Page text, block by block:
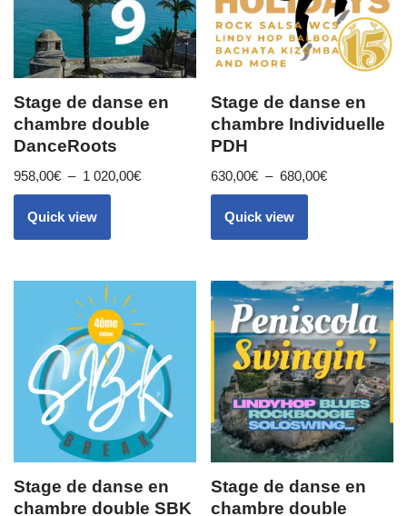
Stage de danse en
chambre double
DanceRoots
958,00€ – 1 020,00€
Quick view
Stage de danse en
chambre Individuelle
PDH
630,00€ – 680,00€
Quick view
Stage de danse en
chambre double SBK
Stage de danse en
chambre double